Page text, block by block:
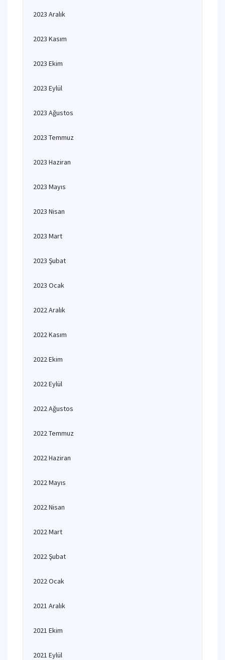
2023 Aralık
2023 Kasım
2023 Ekim
2023 Eylül
2023 Ağustos
2023 Temmuz
2023 Haziran
2023 Mayıs
2023 Nisan
2023 Mart
2023 Şubat
2023 Ocak
2022 Aralık
2022 Kasım
2022 Ekim
2022 Eylül
2022 Ağustos
2022 Temmuz
2022 Haziran
2022 Mayıs
2022 Nisan
2022 Mart
2022 Şubat
2022 Ocak
2021 Aralık
2021 Ekim
2021 Eylül